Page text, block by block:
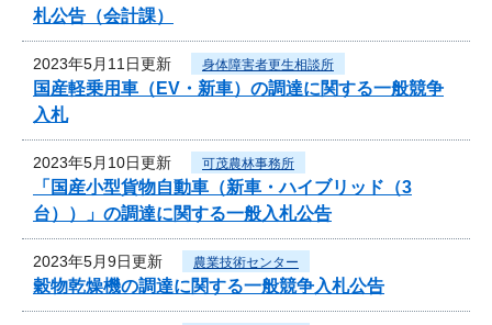
札公告（会計課）
2023年5月11日更新 身体障害者更生相談所
国産軽乗用車（EV・新車）の調達に関する一般競争
入札
2023年5月10日更新 可茂農林事務所
「国産小型貨物自動車（新車・ハイブリッド（3
台））」の調達に関する一般入札公告
2023年5月9日更新 農業技術センター
穀物乾燥機の調達に関する一般競争入札公告